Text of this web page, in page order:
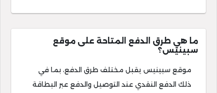
ما هي طرق الدفع المتاحة على موقع
سبينيس؟
موقع سبينيس يقبل مختلف طرق الدفع، بما في
ذلك الدفع النقدي عند التوصيل والدفع عبر البطاقة